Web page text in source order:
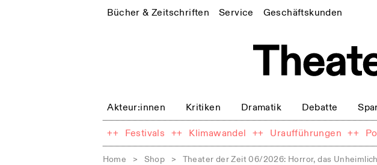
Bücher & Zeitschriften Service Geschäftskunden
Akteur:innen Kritiken Dramatik Debatte
++ Festivals ++ Klimawandel ++ Uraufführungen ++
Home > Shop > Theater der Zeit 06/2026: Horror, das